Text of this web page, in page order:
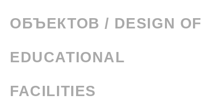
ОБЪЕКТОВ / DESIGN OF
EDUCATIONAL
FACILITIES